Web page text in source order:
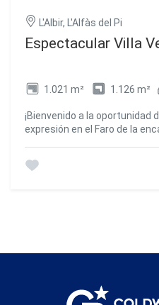
L'Albir, L'Alfàs del Pi
Espectacular Villa
1.021 m² 1.126 m²
¡Bienvenido a la oportunidad
expresión en el Faro de la
comodidad. Imagínese disfrutando de la vida en esta
materiales utilizados. La cocina americana, equipada con
funcionalidad se encuentra